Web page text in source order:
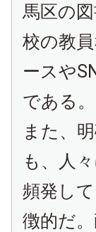
馬区の
校の教
ースや
である。
また、
も、人
頻発し
徴的だ